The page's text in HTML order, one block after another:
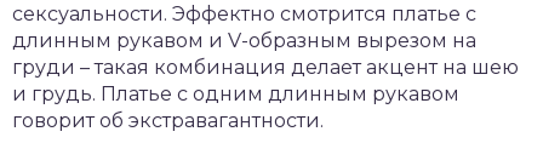
сексуальности. Эффектно смотрится платье с
длинным рукавом и V-образным вырезом на
груди – такая комбинация делает акцент на шею
и грудь. Платье с одним длинным рукавом
говорит об экстравагантности.